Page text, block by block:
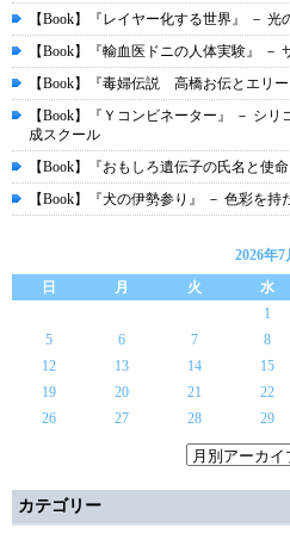
【Book】『レイヤー化する世界』 － 光
【Book】『輸血医ドニの人体実験』 －
【Book】『毒婦伝説 高橋お伝とエリー
【Book】『Ｙコンビネーター』 － シ
成スクール
【Book】『おもしろ遺伝子の氏名と使命
【Book】『犬の伊勢参り』 － 色彩を
2026年7
日
月 火 水
1
5
6 7 8
12
13 14 15
19
20 21 22
26
27 28 29
カテゴリー